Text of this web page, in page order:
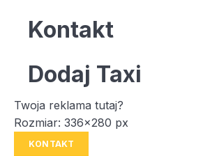
Kontakt
Dodaj Taxi
Twoja reklama tutaj?
Rozmiar: 336x280 px
KONTAKT